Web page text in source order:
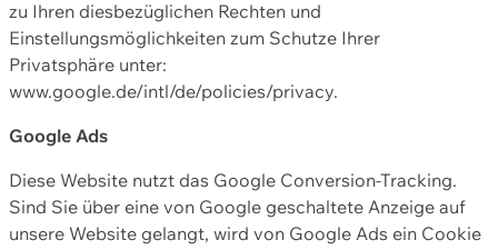
zu Ihren diesbezüglichen Rechten und
Einstellungsmöglichkeiten zum Schutze Ihrer
Privatsphäre unter:
www.google.de/intl/de/policies/privacy.
Google Ads
Diese Website nutzt das Google Conversion-Tracking.
Sind Sie über eine von Google geschaltete Anzeige auf
unsere Website gelangt, wird von Google Ads ein Cookie